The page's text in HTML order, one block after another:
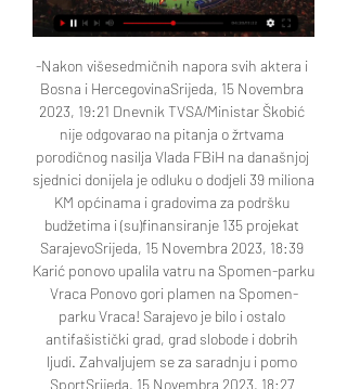
-Nakon višesedmičnih napora svih aktera i Bosna i HercegovinaSrijeda, 15 Novembra 2023, 19:21 Dnevnik TVSA/Ministar Škobić nije odgovarao na pitanja o žrtvama porodičnog nasilja Vlada FBiH na današnjoj sjednici donijela je odluku o dodjeli 39 miliona KM općinama i gradovima za podršku budžetima i (su)finansiranje 135 projekat SarajevoSrijeda, 15 Novembra 2023, 18:39 Karić ponovo upalila vatru na Spomen-parku Vraca Ponovo gori plamen na Spomen-parku Vraca! Sarajevo je bilo i ostalo antifašistički grad, grad slobode i dobrih ljudi. Zahvaljujem se za saradnju i pomo SportSrijeda, 15 Novembra 2023, 18:27 Fudbalski reprezentativci BiH doputovali u Luksemburg Fudbalski „A“ reprezentativci Bosne i Hercegovine stigli su danas u Luksemburg gdje će sutra igrati meč pretposljednjeg kola kvalifikacija za UEFA EUR VIjesti danas Srijeda, 15 Novembra 2023, 18:22 Svečano obilježavanje godišnjice Instituta za islamsku tradiciju Bošnjaka Srijeda, 15 Novembra 2023, 17:18 Femicid je ubistvo iz mržnje, a ne “tragični kraj jedne ljubavi” Srijeda, 15 Novembra 2023, 16:36 Započelo mjerenje kvaliteta zraka zatvorenog prostora u vrtićima u Federaciji BiH Srijeda, 15 Novembra 2023, 16:31 Uručena nova oprema Službi za zaštitu od požara Općine Vogošća Srijeda, 15 Novembra 2023, 14:54 Palestinska zajednica u BiH zahvalna za doprinos evakuaciji bh. 

15/11/2023 19:33 HOROR U SRBIJI: MLADIĆ UBIO POZNANIKA (70) U NJEGOVOM STANU 15/11/2023 18:18 PRIZOR IZNENADIO MNOGE: U JADRANSKOM MORU SNIMLJENA ŽIVOTINJA KOJU SIGURNO NIKO... 15/11/2023 17:57 OBEĆALA MU SPOLNI ODNOS ZA 120 MARAKA IZA TRGOVINE: A TAMO... 15/11/2023 17:34 ALBANKA (26) IZGUBILA ŽIVOT NA RADNOM MJESTU: MAŠINA JE SMRSKALA NA... 15/11/2023 16:56 POTVRĐENA OPTUŽNICA PROTIV OCA I MAJKE DJEČAKA KOJI JE POČINIO MASAKR... 15/11/2023 15:35 Svijet AVIONI S PACIJENTIMA IZ GAZE STIGLI U TURSKU Hayat - 16/11/2023 07:29 Hayat - 16/11/2023 07:03 BIDEN SVEČANO DOČEKAO XI JINPINGA, PA GA NAZVAO DIKTATOROM Hayat - 16/11/2023 06:54 ŠPANSKI PREMIJER: RADIT ĆU NA PRIZNANJU PALESTINE KAO NEZAVISNE DRŽAVE 16/11/2023 06:43 HOROR U RAJU: POTONUO BROD SA 100 PUTNIKA, SNIMKE ZASTRAŠUJUĆE 16/11/2023 06:34 UN USVOJILE REZOLUCIJU KOJOM SE POZIVA NA HUMANITARNU PAUZU U GAZI 15/11/2023 22:31 HUMANOST JE UMRLA: BROJ UBIJENIH PALESTINACA U IZRAELSKIM NAPADIMA DOSTIGAO 11. 

Bosna i Hercegovina U17 Mađarska U17 uživo prijenos 30. okt 2023. — Bosna i Hercegovina U17 Mađarska U17 uživo prijenos gledaj 31.10.2023 Nogometna U17 reprezentacija Bosne i Hercegovine je nogometna ...

Lihtenštajn Bosna i Hercegovina uživo prijenos 13 oktobar 13. okt 2023. — 8. sep 2023. — Gledajte uživo prijenos utakmice Portugal – BiH (LIVESTREAM) Fudbalska reprezentacija Bosne i Hercegovine u okviru trećeg ...

500 15/11/2023 22:00 POVJERLJIVI IZVJEŠTAJI IAEA: IRAN IMA DOVOLJNO OBOGAĆENOG URANA ZA TRI ATOMSKE... 15/11/2023 21:47 AHATOVIĆ O ORUŽJU KOJE KORISTI IZRAEL: BOMBAMA OD 907 KILA GAĐAJU... 15/11/2023 21:19 Crna Hronika OTAC NOŽEM NASRNUO NA KĆERKU, OBOJE ZAVRŠILI U BOLNICI Hayat - 16/11/2023 07:17 EMIRA MASLAN BIT ĆE SAHRANJENA DANAS U GORAŽDU Hayat - 16/11/2023 07:00 BAHATA VOŽNJA IZ BIH: MUŠKARAC DIVLJAO AUTOMOBILOM, UŠAO U SUPROTAN SMJER, SUVOZAČ SE SMIJAO Hayat - 15/11/2023 20:10 UHAPŠENA ČETIRI CARINIKA I ČETIRI POLICAJCA U AKCIJI ‘DIVIČ’ 15/11/2023 18:34 I DALJE TRAJE POTRAGA ZA ADNANOM FAJIĆEM: PRONAĐENA NJEGOVA JAKNA BLIZU... 15/11/2023 18:04 TRAGEDIJA U BIH: UHAPŠENI SE OBJESIO U POLICIJSKOJ STANICI 15/11/2023 15:32 U BLAŽUJU UHAPŠEN MUŠKARAC, OSUMNJIČEN KAO PRIPADNIK TERORISTIČKE ORGANIZACIJE 15/11/2023 13:40 POZNAT TERMIN DŽENAZE EMIRE MASLAN KOJU JE UBIO ANEL BEĆIROVIĆ 15/11/2023 13:14 NAKON HAPŠENJA U TREBINJU: OTETU ŽENU TJERAO DA SE DROGIRA 15/11/2023 13:12 Sport SELEKTOR LUKSEMBURGA: NISMO FAVORITI PROTIV BOSNE I HERCEGOVINE Hayat - 15/11/2023 20:33 SELEKTOR ZMAJEVA: SUTRA NAM JE BITNO DA SE PRIPREMIMO ZA REZULTAT, TO JE U BARAŽU NAJVAŽNIJE Hayat - 15/11/2023 19:56 ZMAJEVI STIGLI U LUKSEMBURG, VEČERAS ĆE ODRADITI TRENING Hayat - 15/11/2023 16:02 UEFA PREDSTAVILA SLUŽBENU LOPTU EVROPSKOG PRVENSTVA 2024. 

Gdje gledati Zmajeve u važnoj utakmici protiv 19. jun 2023. — Direktan TV prijenos na 24 kanala. Foto: EPA-EFE / Portugal - BiH, Lisabon 17. juni 2023. Bosna i Hercegovina i Luksemburg u utorak, 20. juna ...

Prenos uživo utakmice BiH – Luksemburg, utorak 20, 45 satiBiH i Luksemburg u utorak na Bilinom polju od 20, 45 sati igraju meč četvrtog kola grupe J kvalifikacija za EURO. Duel će u BiH prenositi BHT1, a prema raspoloživim podacima putem satelitskih i internet platformi diljem svijeta će utakmicu prenositi sljedeći kanali: Arena Premium 2 (Srbija) beIN Connect Mena (Internacionalni) beIn Connect Mena 1 (Engleska) DAZN (Njemačka) DAZN (Kanada) DAZN (Japan) Megogo Futbol 10 (Ukrajina) Nova Sports Extra 1 (Grčka) Okko Sport (Rusija) Optus Sports (Australija) RTL Tele (Luksemburg) Sky Sport (Italija) Sport TV1 (Portugal) SportKlub (Slovenija) SportKlub (Hrvatska) SuperSport OTT (Južna Afrika) TV2 Play (Danska) TV2 Play (Norveška) UEFA TV ViaPlay (Baltik) ViaPlay (Velika Britanija) ViaPlay (Island) ViaPlay (Švedska) (Reprezentacija. 

000 EURA 13/11/2023 13:07 PAD CIJENA NAFTE TREĆU SEDMICU ZAREDOM 13/11/2023 11:24 CRNO ZLATO SKOČILO NA 81 DOLAR: STREPI SE OD NAJNOVIJIH ODLUKA... 11/11/2023 15:41 PROMO/NOVI IQOS ILUMA STIGAO U BIH: NAJINOVATIVNIJI UREĐAJ BEZ POTREBE ZA... 10/11/2023 14:53 PROMO / NOVA LED RASVJETA NA PRILAZIMA OSNOVNIM ŠKOLAMA NA PODRUČJU... 10/11/2023 10:10 BANKARI OTKRIVAJU HOĆE LI DOĆI DO POVEĆANJA KAMATNE STOPE 10/11/2023 09:41 Magazin OGLASILA SE ŽENA TEŠKO BOLESNOG GLUMCA: NE PREPOZNAJE VIŠE NI DJECU, NE MOŽE DA SE KREĆE BEZ POMOĆI Hayat - 15/11/2023 23:13 FEMICID I KRIVIČNI ZAKON: PRAVNA STRUKA VRLO OPREZNA Hayat - 15/11/2023 22:34 ZATRAŽENE INFORMACIJE: ŠTA JE VLAST U BIH URADILA POVODOM FEMICIDA? Melina Rasidovic - 15/11/2023 22:11 BEČAREVIĆ ZA HAYAT: UK NE VLADA VLADOM KS, VEĆ KONAKOVIĆ I... 

Bosna i Hercegovina Portugal uživo 16 oktobar 2023 15. okt 2023. — Bosna i Hercegovina Portugal uživo 16 oktobar 2023 Besplatno Nogometni/Fudbalski savez Bosne i Hercegovine. PORTUGAL, 7, 7, 0, 0, 27, 2, ...

GODINE 15/11/2023 13:46 OBILJEŽENA STOTA GODIŠNJICA NOGOMETNOG KLUBA OZREN 15/11/2023 09:45 ŠOKANTNA TUČNJAVA U NBA-U: LEGENDA WARRIORSA GUŠILA GOBERTA, ISKLJUČENA TRI IGRAČA 15/11/2023 08:02 SJEĆANJE NA DAN KADA JE FK SARAJEVO UGOSTIO LEGENDARNI MANCHESTER UNITED 15/11/2023 07:03 ŠOKANTAN ISTUP IZRAELACA: KAPITEN DONIO PATIKU OTETOG DJEČAKA 14/11/2023 20:06 FUDBALSKI REPREZENTATIVCI BIH TRENIRALI I BEZ KOLAŠINCA I DEMIROVIĆA 14/11/2023 13:26 Biznis LETE U NEBO: PODIVLJALE CIJENE AVIOKARATA, OVO SU NAJNOVIJI PODACI Hayat - 15/11/2023 17:24 ZA BANKE NEMA KRIZE: GRAĐANIMA POVEĆALI KAMATE NA KREDITE! Hayat - 15/11/2023 10:11 PROMO / MODNI BREND HAAD PREDSTAVLJA VRHUNSKU MODNU UMJETNOST U BIH I TO U SRCU SARAJEVA Hayat - 14/11/2023 19:50 U OVOM EVROPSKOM GRADU KVADRAT STANA IDE I DO 13. 

EmisijeOni pobjeđujuJači od profesionalnih i životnih izazova. Savladavaju lične i prepreke koje im postavlja društvo, te izlaze van okvira i kreiraju nove. EmisijeOpservatorijInformativni magazin u kom analiziramo s gostima medijsko pokrivanje događaja u regiji i svijetu – šta i kako mediji izvještavaju. 

UŽIVO Bosna i Hercegovina – Portugal, ovdje gledajte live 16. okt 2023. — UŽIVO Bosna i Hercegovina – Portugal, ovdje gledajte live stream 8. kola kvalifikacija za UEFA Euro 2024 nogometno prvenstvo · Utakmica koja se ...

(sport uživo***) Bosna i Hercegovina U17 Andora 28. okt 2023. — (sport uživo***) Bosna i Hercegovina U17 Andora U17 uživo prijenos gledaj 28 oktobar 2023 Sejad Salihović. Bosnia & Herzegovina .

Nogometni/Fudbalski savez Bosne i HercegovineBiH-Portugal 0:5 16. oktobar 2023. Lihtenštajn-BiH 0:2 13. oktobar 2023. Island-BiH 1:0 11. septembar 2023. BiH-Lihtenštajn 2:1 8. septembar 2023. BiH-Luksemburg 0:2 20. juni 2023. Portugal-BiH 3:0 17. juni 2023. Slovačka-BiH 2:0 26. mart 2023. BiH-Island 3:0 23. mart 2023. Nogometni/Fudbalski savez Bosne i Hercegovine Adresa: Bulevar Meše Selimovića 95, 71000 Sarajevo Tel: +(387) 033 276-676 Fax: +(387) 033 444-332 Email: Ova e-maila adresa je zaštićena od spambotova. Omogućite JavaScript da biste je vidjeli. 

HomeBIH Hayat - 16/11/2023 07:08 SVIJET TRAŽI SE OSTAVKA NETANYAHUA U IZRAELU: IZGUBIO JE POVJERENJE NARODA BIH SLIJEDI NAM PROMJENA VREMENA, ALI I TEMPERATURE: EVO KAKAV NAS VIKEND OČEKUJE SINDIKATI ZABRINUTI ZBOG SITUACIJE U FBIH: IZVJESNA POSKUPLJENJA, LOMI SE PREKO LEĐA... ISAK: ZA PROJEKTE NA PODRUČJU ZDK VLADA FBIH IZDVOJILA 4, 7 MILIONA KM BiH VIRUSI I PREHLADE NAPUNILI AMBULANTE U BIH: OVO SU SIMPTOMI ZBOG KOJIH SE PACIJENTI OBRAĆAJU DOKTORU MILETIĆ UPOZORAVA: DODIK ĆE PROGLASITI MIRNU NEZAVISNOST RS, BIT ĆE KASNO DA NEŠTO PODUZMEMO Hayat - 16/11/2023 06:40 VOZAČI, OPREZ: POČINJE SANACIJA MOSTA BEGIĆA I BEGOVIĆA KOD JABLANICE Hayat - 16/11/2023 06:31 OPTUŽENI ZLOČINCI KARADŽIĆ I MLADIĆ: EVO KOJI SU JOŠ DOGAĐAJI OBILJEŽILI... 16/11/2023 06:26 SLIJEDI NAM PROMJENA VREMENA, ALI I TEMPERATURE: EVO KAKAV NAS VIKEND... 

Market Research Group | ForYou27 prije 3 sata — [LIVESTREAM!] Luksemburg Bosna i Hercegovina uživo gledaj 16 novembar 2023 16:30 Dobar dan BiH, kolažni program (60 min ).

Prenos uživo | Najnovije današnje vijesti s Al JazeereKontekstDijaloška emisija AJB: analize, mišljenja i diskusije o aktuelnim temama. EmisijeRecite Al JazeeriIntervju “jedan na jedan” s regionalnim i svjetskim čelnicima, utjecajnim i alternativnim glasovima koji oblikuju naše vrijeme. EmisijeGranice istokaAktuelnosti i analize iz zemalja Bliskog istoka. 

"FREE" Painting Class prije 3 sata — Luksemburg Bosna i Hercegovina uživo prijenos gledaj 16 novembar 2023 Live. LIVE PRIJENOS. Gledajte LIVE/UŽIVO utakmicu Portugal - Bosna i ...

Gledajte uživo prijenos utakmice Bosna i Hercegovina U okviru četvrtog kola kvalifikacija za odlazak na Evropsko prvenstvo selekcija Bosne i Hercegovine dočekat će Luksemburg na Bilinom polju 20. juna.

TVSA. BASarajevoSrijeda, 1